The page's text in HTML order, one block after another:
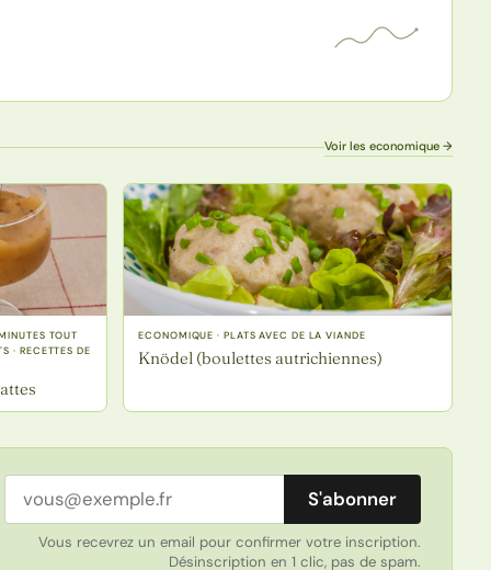
Voir les economique →
TOUT
· RECETTES DE
ECONOMIQUE · PLATS AVEC DE LA VIANDE
Knödel (boulettes autrichiennes)
Adresse email S'abonner
Vous recevrez un email pour confirmer votre inscription.
Désinscription en 1 clic, pas de spam.